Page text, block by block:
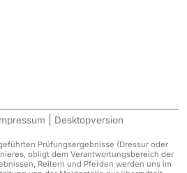
Desktopversion
Prüfungsergebnisse (Dressur oder
obligt dem Verantwortungsbereich der
Reitern und Pferden werden uns im